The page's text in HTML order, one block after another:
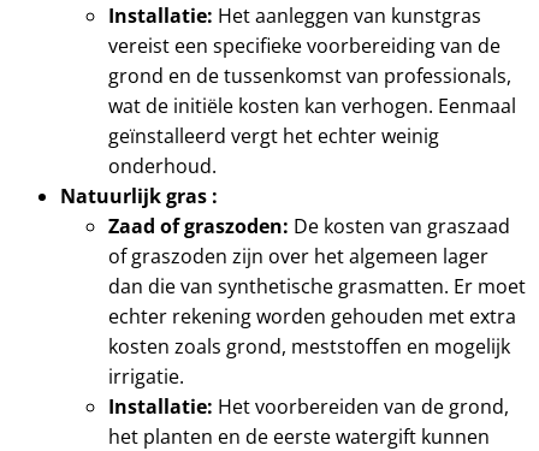
Installatie: Het aanleggen van kunstgras
vereist een specifieke voorbereiding van de
grond en de tussenkomst van professionals,
wat de initiële kosten kan verhogen. Eenmaal
geïnstalleerd vergt het echter weinig
onderhoud.
Natuurlijk gras :
Zaad of graszoden: De kosten van graszaad
of graszoden zijn over het algemeen lager
dan die van synthetische grasmatten. Er moet
echter rekening worden gehouden met extra
kosten zoals grond, meststoffen en mogelijk
irrigatie.
Installatie: Het voorbereiden van de grond,
het planten en de eerste watergift kunnen